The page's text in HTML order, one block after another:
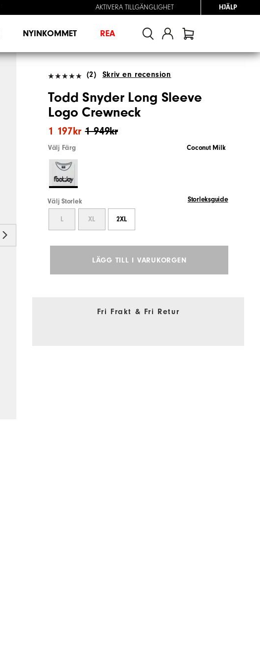
AKTIVERA TILLGÄNGLIGHET HJÄLP
NYINKOMMET REA
(2) Skriv en recension
Todd Snyder Long Sleeve
Logo Crewneck
1 949kr
1 197kr
Välj Färg Coconut Milk
Välj Storlek Storleksguide
L XL 2XL
LÄGG TILL I VARUKORGEN
Fri Frakt & Fri Retur